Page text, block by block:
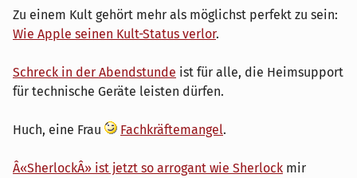
Zu einem Kult gehört mehr als möglichst perfekt zu sein:
Wie Apple seinen Kult-Status verlor.
Schreck in der Abendstunde ist für alle, die Heimsupport
für technische Geräte leisten dürfen.
Huch, eine Frau Fachkräftemangel.
Â«SherlockÂ» ist jetzt so arrogant wie Sherlock mir